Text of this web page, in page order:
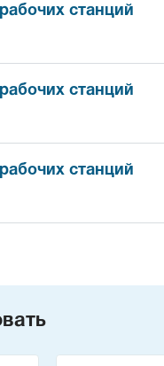
станций
станций
станций